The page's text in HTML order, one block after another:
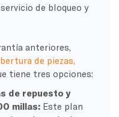
de bloqueo y
anteriores,
de piezas,
tiene tres opciones:
de repuesto y
millas: Este plan